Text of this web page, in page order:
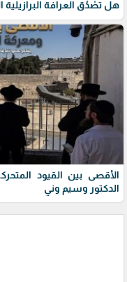
هل تصْدُق العرافة البرازيلية
الأقصى بين القيود
الدكتور وسيم وني